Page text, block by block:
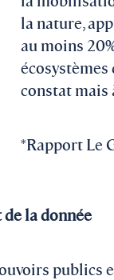
la nature,
au moins
écosystèmes
constat mais
*Rapport Le
la donnée
publics